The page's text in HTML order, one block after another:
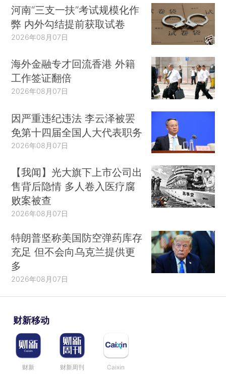
河南“三支一扶”考试规模化作
弊 内外勾结提前获取试卷
2026年08月07日
海外金融专才回流香港 外籍
工作签证翻倍
2026年08月07日
因严重违纪违法 李云泽被罢
免第十四届全国人大代表职务
2026年08月07日
【我闻】光大旗下上市公司出
售背后隐情 多人卷入医疗腐
败案被查
2026年08月07日
特朗普坚称美国防空弹药库存
充足 但不会向乌克兰提供更
多
2026年08月07日
财新移动
财新 财新周刊 Caixin